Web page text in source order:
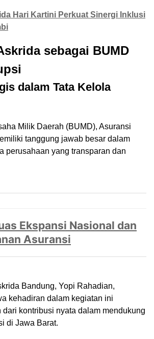
Hari Kartini Perkuat Sinergi Inklusi
sebagai BUMD
dalam Tata Kelola
Milik Daerah (BUMD), Asuransi
tanggung jawab besar dalam
perusahaan yang transparan dan
Ekspansi Nasional dan
Asuransi
Bandung, Yopi Rahadian,
kehadiran dalam kegiatan ini
dari kontribusi nyata dalam mendukung
di Jawa Barat.